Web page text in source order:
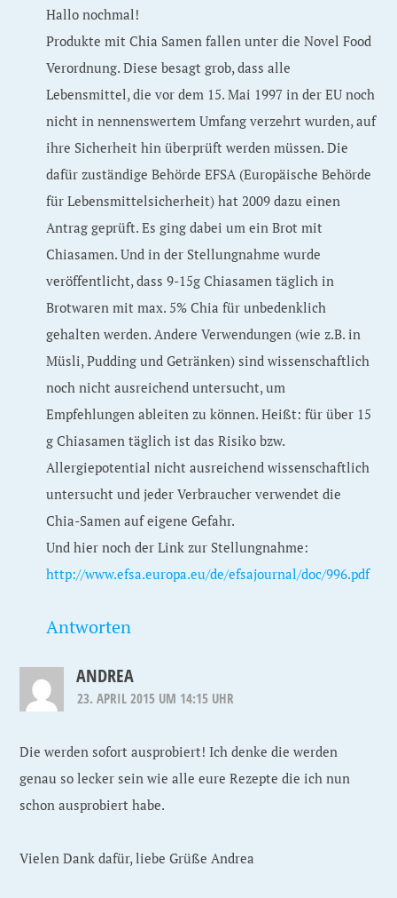
Hallo nochmal!
Produkte mit Chia Samen fallen unter die Novel Food
Verordnung. Diese besagt grob, dass alle
Lebensmittel, die vor dem 15. Mai 1997 in der EU noch
nicht in nennenswertem Umfang verzehrt wurden, auf
ihre Sicherheit hin überprüft werden müssen. Die
dafür zuständige Behörde EFSA (Europäische Behörde
für Lebensmittelsicherheit) hat 2009 dazu einen
Antrag geprüft. Es ging dabei um ein Brot mit
Chiasamen. Und in der Stellungnahme wurde
veröffentlicht, dass 9-15g Chiasamen täglich in
Brotwaren mit max. 5% Chia für unbedenklich
gehalten werden. Andere Verwendungen (wie z.B. in
Müsli, Pudding und Getränken) sind wissenschaftlich
noch nicht ausreichend untersucht, um
Empfehlungen ableiten zu können. Heißt: für über 15
g Chiasamen täglich ist das Risiko bzw.
Allergiepotential nicht ausreichend wissenschaftlich
untersucht und jeder Verbraucher verwendet die
Chia-Samen auf eigene Gefahr.
Und hier noch der Link zur Stellungnahme:
http://www.efsa.europa.eu/de/efsajournal/doc/996.pdf
Antworten
ANDREA
23. APRIL 2015 UM 14:15 UHR
Die werden sofort ausprobiert! Ich denke die werden
genau so lecker sein wie alle eure Rezepte die ich nun
schon ausprobiert habe.
Vielen Dank dafür, liebe Grüße Andrea